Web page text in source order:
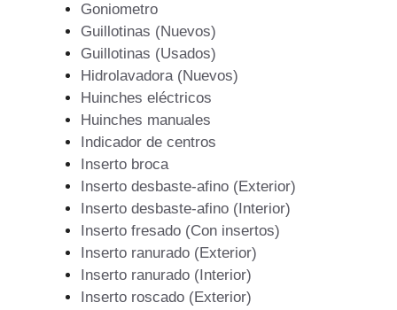
Goniometro
Guillotinas (Nuevos)
Guillotinas (Usados)
Hidrolavadora (Nuevos)
Huinches eléctricos
Huinches manuales
Indicador de centros
Inserto broca
Inserto desbaste-afino (Exterior)
Inserto desbaste-afino (Interior)
Inserto fresado (Con insertos)
Inserto ranurado (Exterior)
Inserto ranurado (Interior)
Inserto roscado (Exterior)